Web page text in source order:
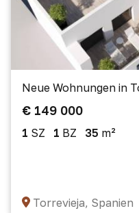
Neue Wohnungen in
€ 149 000
1 SZ 1 BZ 35 m²
Torrevieja, Spanien